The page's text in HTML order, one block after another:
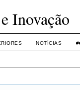
Inovação
NOTÍCIAS